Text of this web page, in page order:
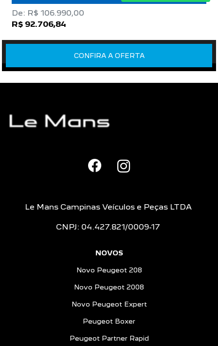
De: R$ 106.990,00
R$ 92.706,84
CONFIRA A OFERTA
Le Mans Campinas Veículos e Peças LTDA
CNPJ: 04.427.821/0009-17
NOVOS
Novo Peugeot 208
Novo Peugeot 2008
Novo Peugeot Expert
Peugeot Boxer
Peugeot Partner Rapid